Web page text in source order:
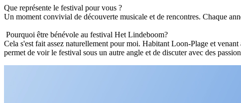
Que représente le festival pour vous ?
Un moment convivial de découverte musicale et de rencontres. Chaque
Pourquoi être bénévole au festival Het Lindeboom?
Cela s'est fait assez naturellement pour moi. Habitant Loon-Plage et
permet de voir le festival sous un autre angle et de discuter avec des